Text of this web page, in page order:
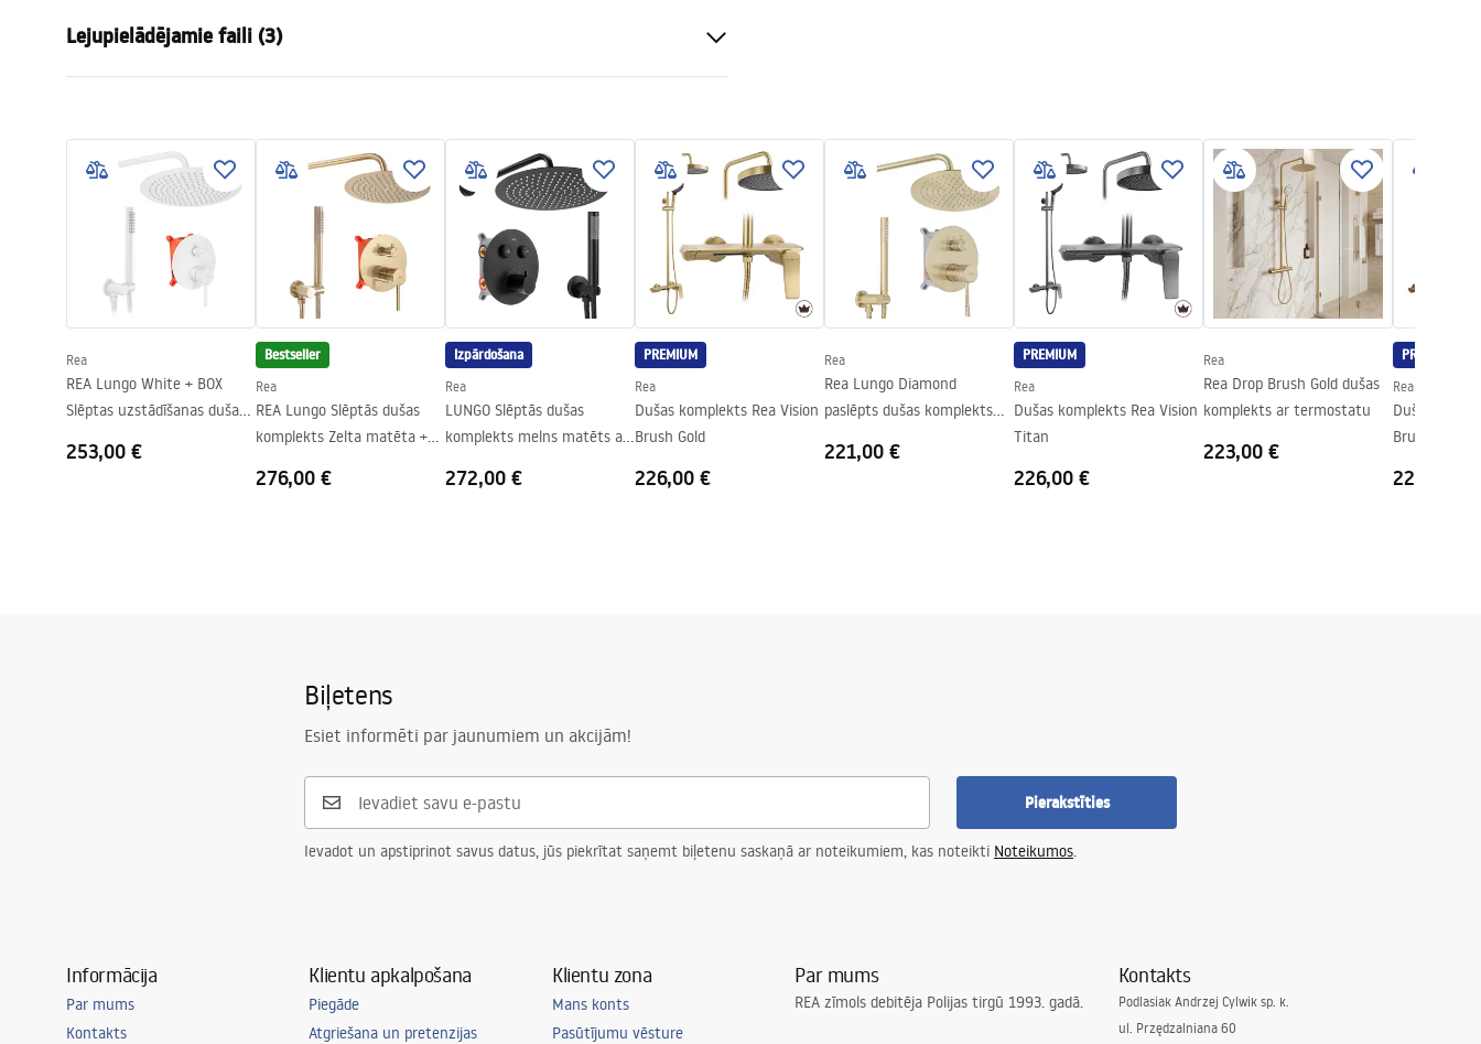
Krāsa
Kabīnes tips
Stūris
Atvēršanas metode
Primo
Montāža
Uz dušas paliktņa vai uz grīdas
Augstums (mm)
mm
Dušas kabīnes virziens
Pa kreisi vai pa labi
Garantija
24 mēneši
Easy Clean pārklājums
Lejupielādējamie faili (3)
WARUNKI BEZPIECZENSTWA
KABINY DRZWI PARAWANY.pdf
Tehniskais rasējums
PRIMO SWING DOOR WITH SIDE
PANEL.pdf
Rea
REA Lungo White + BOX
Slēptas uzstādīšanas dušas
253,00 €
Bestseller
Rea
REA Lungo Slēptās dušas
komplekts Zelta matēta +
276,00 €
Izpārdošana
Rea
LUNGO Slēptās dušas
komplekts melns matēts ar
272,00 €
PREMIUM
Rea
Dušas komplekts Rea Vision
Brush Gold
226,00 €
Rea
Rea Lungo Diamond
paslēpts dušas komplekts
221,00 €
PREMIUM
Rea
Dušas komplekts Rea Vision
Titan
226,00 €
Rea
Rea Drop Brush Gold dušas
komplekts ar termostatu
223,00 €
PREMIUM
Rea
Dušas
Brush Copper
225,00 €
Biļetens
Esiet informēti par jaunumiem un akcijām!
Pierakstīties
Ievadot un apstiprinot savus datus, jūs piekrītat saņemt biļetenu saskaņā ar noteikumiem, kas noteikti Noteikumos.
Informācija
Par mums
Kontakts
Klientu apkalpošana
Piegāde
Atgriešana un pretenzijas
Klientu zona
Mans konts
Pasūtījumu vēsture
Par mums
REA zīmols debitēja Polijas tirgū 1993. gadā.
Kontakts
Podlasiak Andrzej Cylwik sp. k.
ul. Przędzalniana 60